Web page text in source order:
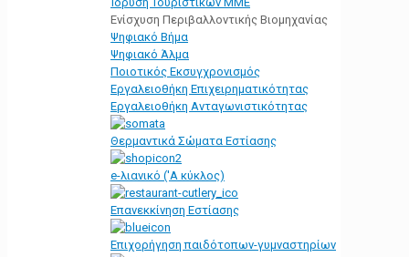
Ενίσχυση Περιβαλλοντικής Βιομηχανίας
Ψηφιακό Βήμα
Ψηφιακό Άλμα
Ποιοτικός Εκσυγχρονισμός
Εργαλειοθήκη Eπιχειρηματικότητας
Εργαλειοθήκη Ανταγωνιστικότητας
Θερμαντικά Σώματα Εστίασης
e-λιανικό ('Α κύκλος)
Επανεκκίνηση Εστίασης
Επιχορήγηση παιδότοπων-γυμναστηρίων